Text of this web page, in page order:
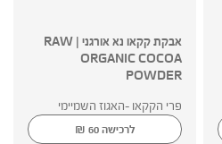
אבקת קקאו נא אורגני | RAW
ORGANIC COCOA
POWDER
פרי הקקאו -האגוז השמיימי
לרכישה ₪ 60